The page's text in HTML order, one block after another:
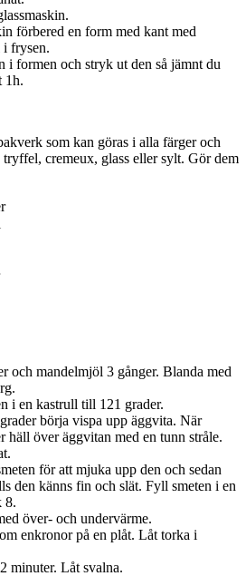
förbered en form med kant med
i frysen.
i formen och stryk ut den så jämnt du
1h.
som kan göras i alla färger och
cremeux, glass eller sylt. Gör dem
och mandelmjöl 3 gånger. Blanda med
i en kastrull till 121 grader.
börja vispa upp äggvita. När
häll över äggvitan med en tunn stråle.
för att mjuka upp den och sedan
den känns fin och slät. Fyll smeten i en
8.
över- och undervärme.
enkronor på en plåt. Låt torka i
minuter. Låt svalna.